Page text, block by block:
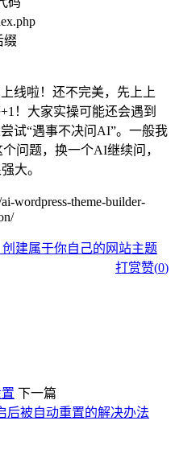
缀
线啦！还不完美，先上上
！大家实操可能还会遇到
试“遇事不决问AI”。一般我
问题，换一个AI继续问，
大。
wordpress-theme-builder-
创建属于你自己的网站主题
打赏赞(0)
下一篇
后被自动重置的解决办法